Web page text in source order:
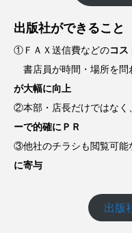
出版社ができること
①ＦＡＸ送信費などのコス
書店員が時間・場所を問
が大幅に向上
②本部・店長だけではなく、
ーで的確にＰＲ
③他社のチラシも閲覧可能
に寄与
出版